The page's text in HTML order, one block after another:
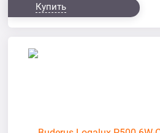
Купить